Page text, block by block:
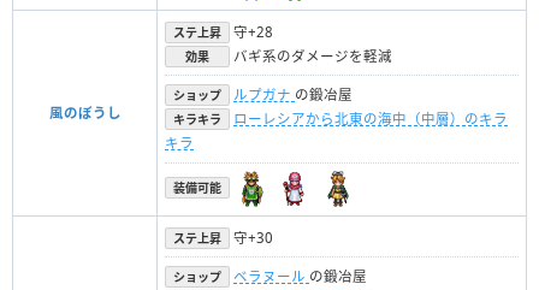
風のぼうし
ステ上昇 守+28
効果 バギ系のダメージを軽減
ショップ ルプガナ の鍛冶屋
キラキラ
ローレシアから北東の海中（中層）のキラ
キラ
装備可能
ステ上昇 守+30
ショップ ベラヌール の鍛冶屋